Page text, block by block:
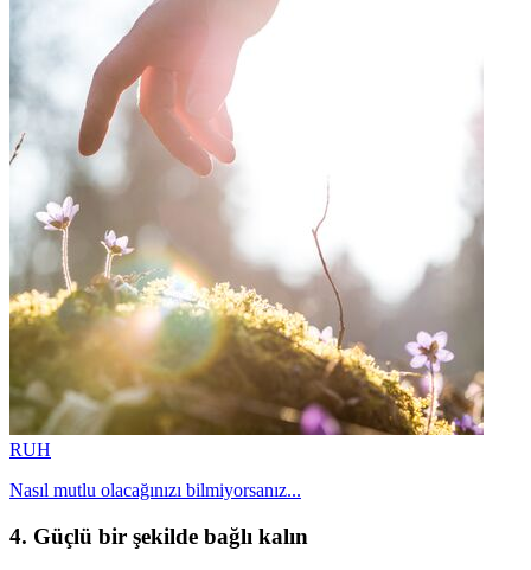
RUH
Nasıl mutlu olacağınızı bilmiyorsanız...
4. Güçlü bir şekilde bağlı kalın